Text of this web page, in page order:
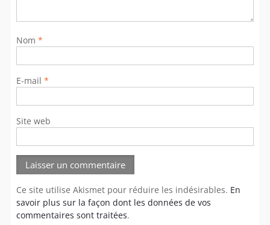
Nom *
E-mail *
Site web
Ce site utilise Akismet pour réduire les indésirables. En
savoir plus sur la façon dont les données de vos
commentaires sont traitées.